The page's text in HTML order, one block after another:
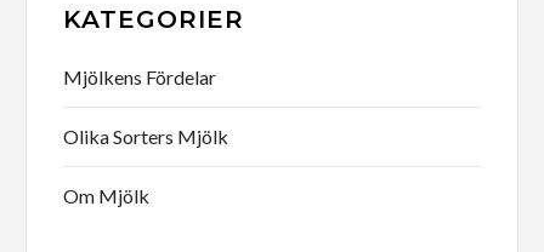
KATEGORIER
Mjölkens Fördelar
Olika Sorters Mjölk
Om Mjölk